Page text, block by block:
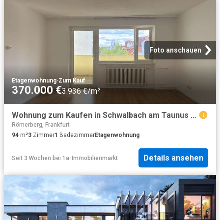
Foto anschauen
Etagenwohnung·Zum Kauf
370.000 €3.936 €/m²
Wohnung zum Kaufen in Schwalbach am Taunus Limesstadt 370.000,00 EUR 94 m²
Römerberg, Frankfurt
94 m²3 Zimmer1 BadezimmerEtagenwohnung
Seit 3 Wochen bei 1a-Immobilienmarkt Details ansehen